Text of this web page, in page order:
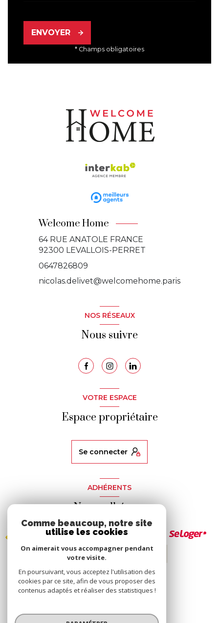
ENVOYER
* Champs obligatoires
Welcome Home
64 RUE ANATOLE FRANCE
92300 LEVALLOIS-PERRET
0647826809
nicolas.delivet@welcomehome.paris
NOS RÉSEAUX
Nous suivre
VOTRE ESPACE
Espace propriétaire
se connecter
ADHÉRENTS
Nous adhérons
© 2026 | Tous droits réservés
Comme beaucoup, notre site
utilise les cookies
On aimerait vous accompagner pendant
votre visite.
En poursuivant, vous acceptez l'utilisation des
cookies par ce site, afin de vous proposer des
contenus adaptés et réaliser des statistiques !